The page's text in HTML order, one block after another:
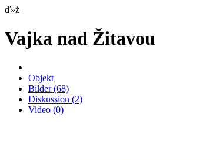
ď»ż
Vajka nad Žitavou
Objekt
Bilder(68)
Diskussion (2)
Video (0)